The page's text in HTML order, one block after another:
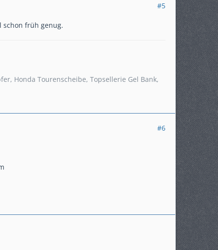
#5
schon früh genug.
Honda Tourenscheibe, Topsellerie Gel Bank,
#6